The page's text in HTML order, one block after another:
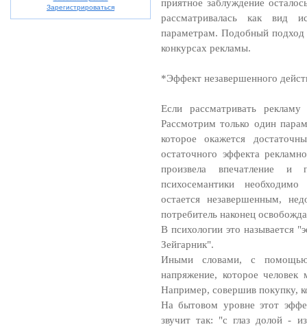
Зарегистрироваться
приятное заблуждение
рассматривалась как вид
параметрам. Подобный подход
конкурсах рекламы.
*Эффект незавершенного
Если рассматривать
Рассмотрим только один
которое окажется
остаточного эффекта
произвела впечатление
психосемантики
остается незавершенным,
потребитель наконец
В психологии это называется
Зейгарник".
Иными словами, с помощью
напряжение, которое человек
Например, совершив покупку,
На бытовом уровне этот
звучит так: "с глаз долой -